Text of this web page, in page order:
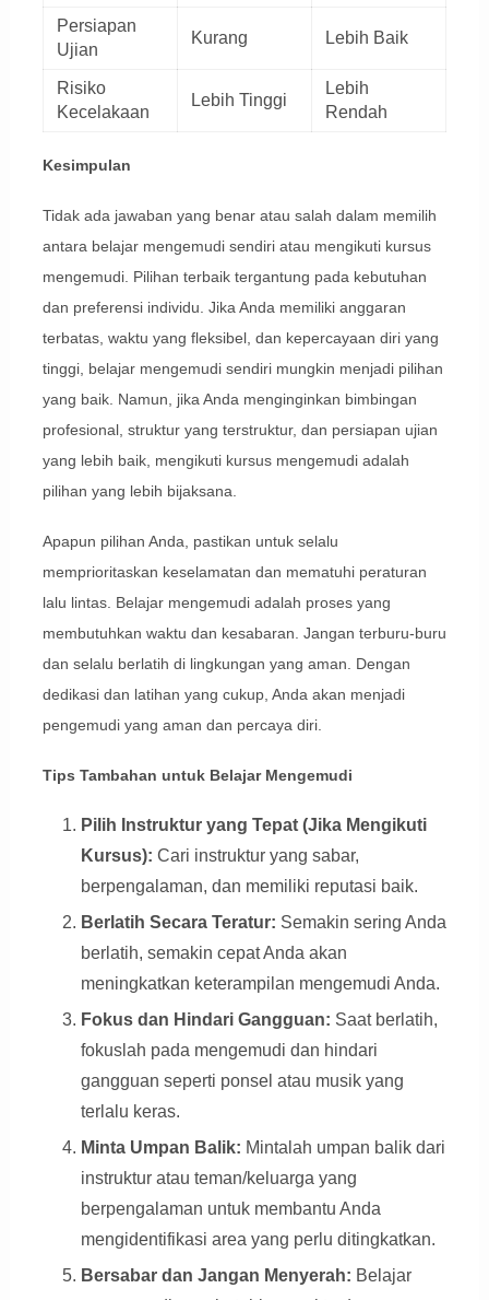
Persiapan
Ujian
Kurang Lebih Baik
Risiko
Kecelakaan
Lebih Tinggi
Lebih
Rendah
Kesimpulan
Tidak ada jawaban yang benar atau salah dalam memilih
antara belajar mengemudi sendiri atau mengikuti kursus
mengemudi. Pilihan terbaik tergantung pada kebutuhan
dan preferensi individu. Jika Anda memiliki anggaran
terbatas, waktu yang fleksibel, dan kepercayaan diri yang
tinggi, belajar mengemudi sendiri mungkin menjadi pilihan
yang baik. Namun, jika Anda menginginkan bimbingan
profesional, struktur yang terstruktur, dan persiapan ujian
yang lebih baik, mengikuti kursus mengemudi adalah
pilihan yang lebih bijaksana.
Apapun pilihan Anda, pastikan untuk selalu
memprioritaskan keselamatan dan mematuhi peraturan
lalu lintas. Belajar mengemudi adalah proses yang
membutuhkan waktu dan kesabaran. Jangan terburu-buru
dan selalu berlatih di lingkungan yang aman. Dengan
dedikasi dan latihan yang cukup, Anda akan menjadi
pengemudi yang aman dan percaya diri.
Tips Tambahan untuk Belajar Mengemudi
Pilih Instruktur yang Tepat (Jika Mengikuti
Kursus): Cari instruktur yang sabar,
berpengalaman, dan memiliki reputasi baik.
Berlatih Secara Teratur: Semakin sering Anda
berlatih, semakin cepat Anda akan
meningkatkan keterampilan mengemudi Anda.
Fokus dan Hindari Gangguan: Saat berlatih,
fokuslah pada mengemudi dan hindari
gangguan seperti ponsel atau musik yang
terlalu keras.
Minta Umpan Balik: Mintalah umpan balik dari
instruktur atau teman/keluarga yang
berpengalaman untuk membantu Anda
mengidentifikasi area yang perlu ditingkatkan.
Bersabar dan Jangan Menyerah: Belajar